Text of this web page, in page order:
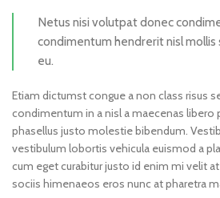
Netus nisi volutpat donec
condimentum hendrerit nisl mollis
eu.
Etiam dictumst congue a non class risus
condimentum in a nisl a maecenas libero
phasellus justo molestie bibendum.
vestibulum lobortis vehicula euismod a
cum eget curabitur justo id enim mi velit
sociis himenaeos eros nunc at pharetra